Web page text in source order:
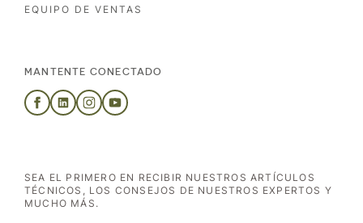
EQUIPO DE VENTAS
MANTENTE CONECTADO
SEA EL PRIMERO EN RECIBIR NUESTROS ARTÍCULOS
TÉCNICOS, LOS CONSEJOS DE NUESTROS EXPERTOS Y
MUCHO MÁS.